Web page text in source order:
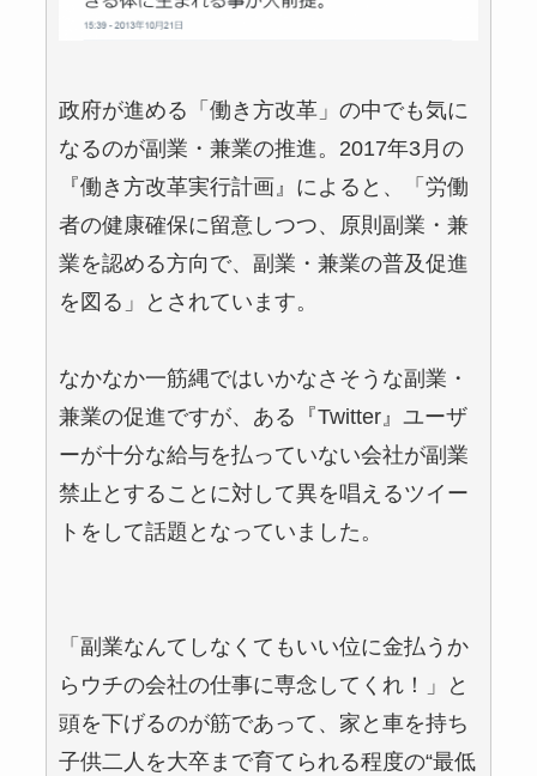
政府が進める「働き方改革」の中でも気に
なるのが副業・兼業の推進。2017年3月の
『働き方改革実行計画』によると、「労働
者の健康確保に留意しつつ、原則副業・兼
業を認める方向で、副業・兼業の普及促進
を図る」とされています。
なかなか一筋縄ではいかなさそうな副業・
兼業の促進ですが、ある『Twitter』ユーザ
ーが十分な給与を払っていない会社が副業
禁止とすることに対して異を唱えるツイー
トをして話題となっていました。
「副業なんてしなくてもいい位に金払うか
らウチの会社の仕事に専念してくれ！」と
頭を下げるのが筋であって、家と車を持ち
子供二人を大卒まで育てられる程度の“最低